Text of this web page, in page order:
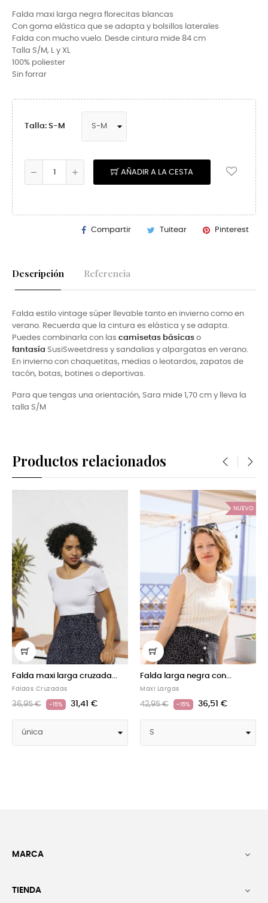
Falda maxi larga negra florecitas blancas
Con goma elástica que se adapta y bolsillos laterales
Falda con mucho vuelo. Desde cintura mide 84 cm
Talla S/M, L y XL
100% poliester
Sin forrar
Talla: S-M
AÑADIR A LA CESTA
Compartir Tuitear Pinterest
Descripción Referencia
Falda estilo vintage súper llevable tanto en invierno como en
verano. Recuerda que la cintura es elástica y se adapta.
Puedes combinarla con las camisetas básicas o
fantasía SusiSweetdress y sandalias y alpargatas en verano.
En invierno con chaquetitas, medias o leotardos, zapatos de
tacón, botas, botines o deportivas.
Para que tengas una orientación, Sara mide 1,70 cm y lleva la
talla S/M
Productos relacionados
cruzada...
31,41 €
Falda larga negra con...
42,95 € 36,51 €
Falda maxi
Faldas Cruzadas
MARCA 
TIENDA 